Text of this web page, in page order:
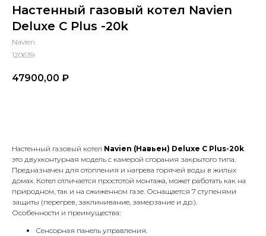
Настенный газовый котел Navien
Deluxe C Plus -20k
Navien
120639
47900,00 ₽
Настенный газовый котел Navien (Навьен) Deluxe C Plus-20k
это двухконтурная модель с камерой сгорания закрытого типа.
Предназначен для отопления и нагрева горячей воды в жилых
домах. Котел отличается простотой монтажа, может работать как на
природном, так и на сжиженном газе. Оснащается 7 ступенями
защиты (перегрев, заклинивание, замерзание и др.).
Особенности и преимущества:
Сенсорная панель управления.